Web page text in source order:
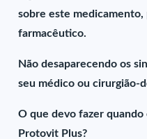
sobre este
farmacêutico.
Não desaparecendo os
seu médico ou cirurgião-
O que devo fazer
Protovit Plus?